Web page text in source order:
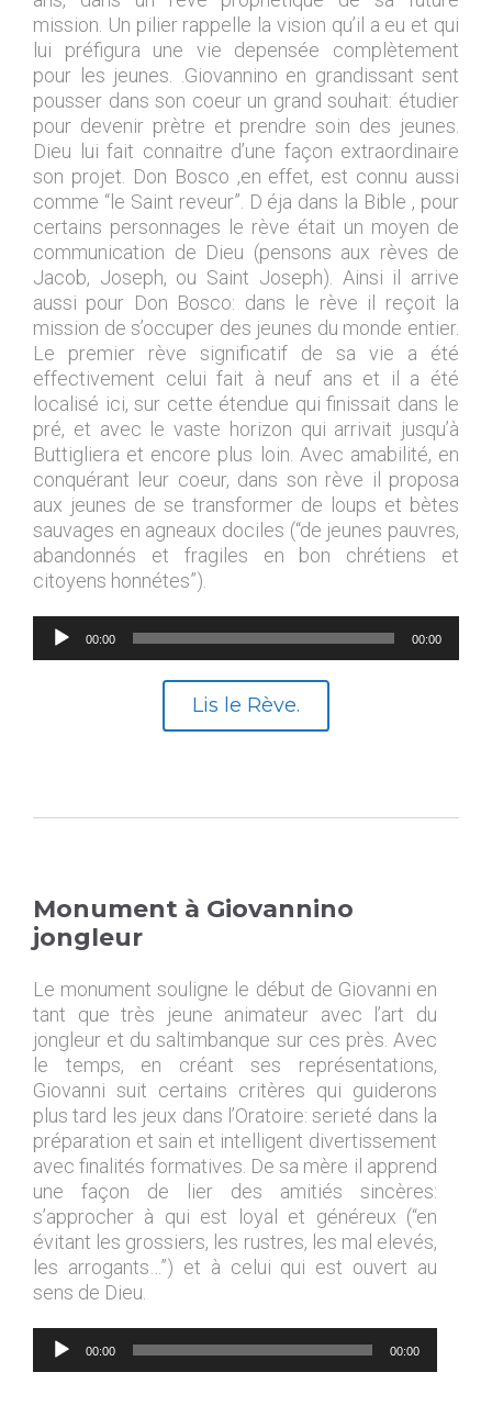
mission. Un pilier rappelle la vision qu’il a eu et qui
lui préfigura une vie depensée complètement
pour les jeunes. .Giovannino en grandissant sent
pousser dans son coeur un grand souhait: étudier
pour devenir prètre et prendre soin des jeunes.
Dieu lui fait connaitre d’une façon extraordinaire
son projet. Don Bosco ,en effet, est connu aussi
comme “le Saint reveur”. D éja dans la Bible , pour
certains personnages le rève était un moyen de
communication de Dieu (pensons aux rèves de
Jacob, Joseph, ou Saint Joseph). Ainsi il arrive
aussi pour Don Bosco: dans le rève il reçoit la
mission de s’occuper des jeunes du monde entier.
Le premier rève significatif de sa vie a été
effectivement celui fait à neuf ans et il a été
localisé ici, sur cette étendue qui finissait dans le
pré, et avec le vaste horizon qui arrivait jusqu’à
Buttigliera et encore plus loin. Avec amabilité, en
conquérant leur coeur, dans son rève il proposa
aux jeunes de se transformer de loups et bètes
sauvages en agneaux dociles (“de jeunes pauvres,
abandonnés et fragiles en bon chrétiens et
citoyens honnétes”).
Lecteur
audio
00:00 00:00
Lis le Rève.
Monument à Giovannino
jongleur
Le monument souligne le début de Giovanni en
tant que très jeune animateur avec l’art du
jongleur et du saltimbanque sur ces près. Avec
le temps, en créant ses représentations,
Giovanni suit certains critères qui guiderons
plus tard les jeux dans l’Oratoire: serieté dans la
préparation et sain et intelligent divertissement
avec finalités formatives. De sa mère il apprend
une façon de lier des amitiés sincères:
s’approcher à qui est loyal et généreux (“en
évitant les grossiers, les rustres, les mal elevés,
les arrogants…”) et à celui qui est ouvert au
sens de Dieu.
Lecteur
audio
00:00 00:00